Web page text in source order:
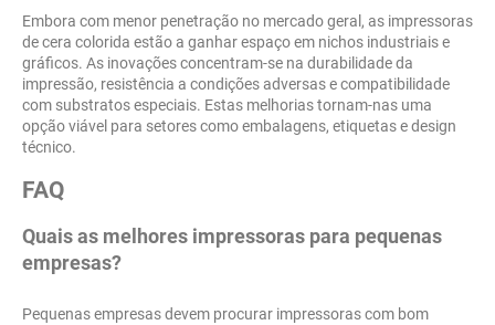
Embora com menor penetração no mercado geral, as impressoras
de cera colorida estão a ganhar espaço em nichos industriais e
gráficos. As inovações concentram-se na durabilidade da
impressão, resistência a condições adversas e compatibilidade
com substratos especiais. Estas melhorias tornam-nas uma
opção viável para setores como embalagens, etiquetas e design
técnico.
FAQ
Quais as melhores impressoras para pequenas
empresas?
Pequenas empresas devem procurar impressoras com bom